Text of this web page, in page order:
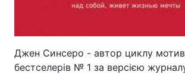
Джен Синсеро - автор циклу
бестселерів № 1 за версією